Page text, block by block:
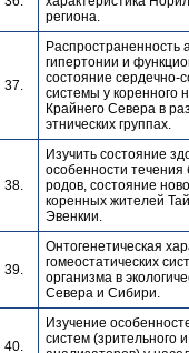
региона.
37.
Распространенность
гипертонии и
состояние сердечно-
системы у коренного
Крайнего Севера в
этнических группах.
38.
Изучить состояние
особенности
родов, состояние
коренных жителей
Эвенкии.
39.
Онтогенетическая
гомеостатических
организма в
Севера и Сибири.
40.
Изучение
систем (зрительного